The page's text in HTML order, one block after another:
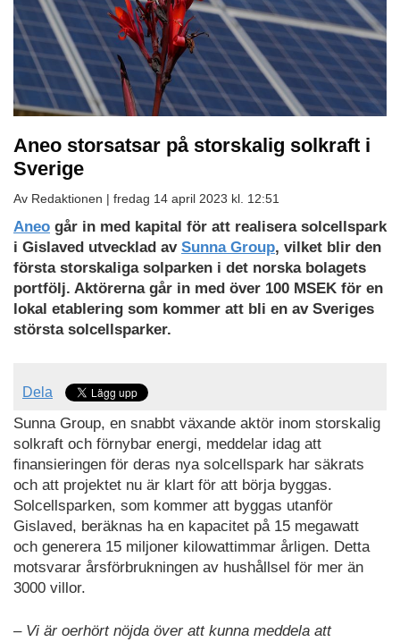
Aneo storsatsar på storskalig solkraft i
Sverige
Av Redaktionen | fredag 14 april 2023 kl. 12:51
Aneo går in med kapital för att realisera solcellspark
i Gislaved utvecklad av Sunna Group, vilket blir den
första storskaliga solparken i det norska bolagets
portfölj. Aktörerna går in med över 100 MSEK för en
lokal etablering som kommer att bli en av Sveriges
största solcellsparker.
Dela
Sunna Group, en snabbt växande aktör inom storskalig
solkraft och förnybar energi, meddelar idag att
finansieringen för deras nya solcellspark har säkrats
och att projektet nu är klart för att börja byggas.
Solcellsparken, som kommer att byggas utanför
Gislaved, beräknas ha en kapacitet på 15 megawatt
och generera 15 miljoner kilowattimmar årligen. Detta
motsvarar årsförbrukningen av hushållsel för mer än
3000 villor.
– Vi är oerhört nöjda över att kunna meddela att